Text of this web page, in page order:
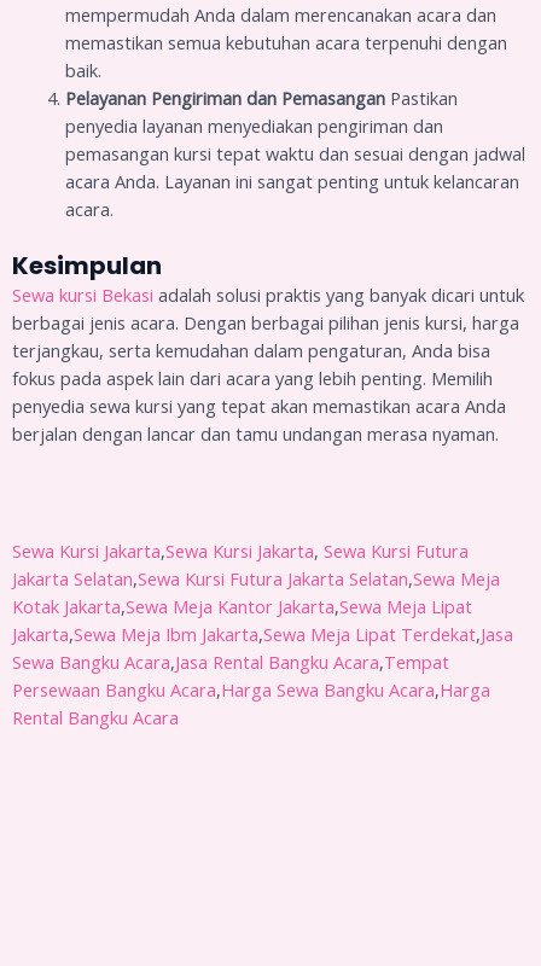
mempermudah Anda dalam merencanakan acara dan
memastikan semua kebutuhan acara terpenuhi dengan
baik.
Pelayanan Pengiriman dan PemasanganPastikan
penyedia layanan menyediakan pengiriman dan
pemasangan kursi tepat waktu dan sesuai dengan jadwal
acara Anda. Layanan ini sangat penting untuk kelancaran
acara.
Kesimpulan
Sewa kursi Bekasi adalah solusi praktis yang banyak dicari untuk
berbagai jenis acara. Dengan berbagai pilihan jenis kursi, harga
terjangkau, serta kemudahan dalam pengaturan, Anda bisa
fokus pada aspek lain dari acara yang lebih penting. Memilih
penyedia sewa kursi yang tepat akan memastikan acara Anda
berjalan dengan lancar dan tamu undangan merasa nyaman.
Sewa Kursi Jakarta,Sewa Kursi Jakarta, Sewa Kursi Futura
Jakarta Selatan,Sewa Kursi Futura Jakarta Selatan,Sewa Meja
Kotak Jakarta,Sewa Meja Kantor Jakarta,Sewa Meja Lipat
Jakarta,Sewa Meja Ibm Jakarta,Sewa Meja Lipat Terdekat,Jasa
Sewa Bangku Acara,Jasa Rental Bangku Acara,Tempat
Persewaan Bangku Acara,Harga Sewa Bangku Acara,Harga
Rental Bangku Acara